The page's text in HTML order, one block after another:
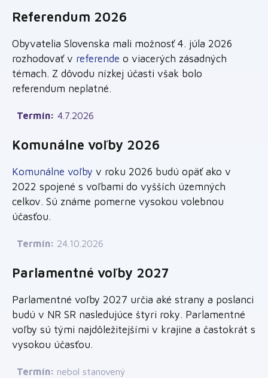
Referendum 2026
Obyvatelia Slovenska mali možnosť 4. júla 2026
rozhodovať v referende o viacerých zásadných
témach. Z dôvodu nízkej účasti však bolo
referendum neplatné.
Termín: 4.7.2026
Komunálne voľby 2026
Komunálne voľby v roku 2026 budú opäť ako v
2022 spojené s voľbami do vyšších územných
celkov. Sú známe pomerne vysokou volebnou
účasťou.
Termín: 24.10.2026
Parlamentné voľby 2027
Parlamentné voľby 2027 určia aké strany a poslanci
budú v NR SR nasledujúce štyri roky. Parlamentné
voľby sú tými najdôležitejšími v krajine a častokrát s
vysokou účasťou.
Termín: nebol stanovený